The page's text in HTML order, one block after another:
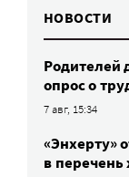
НОВОСТИ
Родителей
опрос о
7 авг, 15:34
«Энхерту»
в